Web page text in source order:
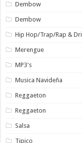
Dembow
Dembow
Hip Hop/Trap/Rap & Drill
Merengue
MP3's
Musica Navideña
Reggaeton
Reggaeton
Salsa
Tipico